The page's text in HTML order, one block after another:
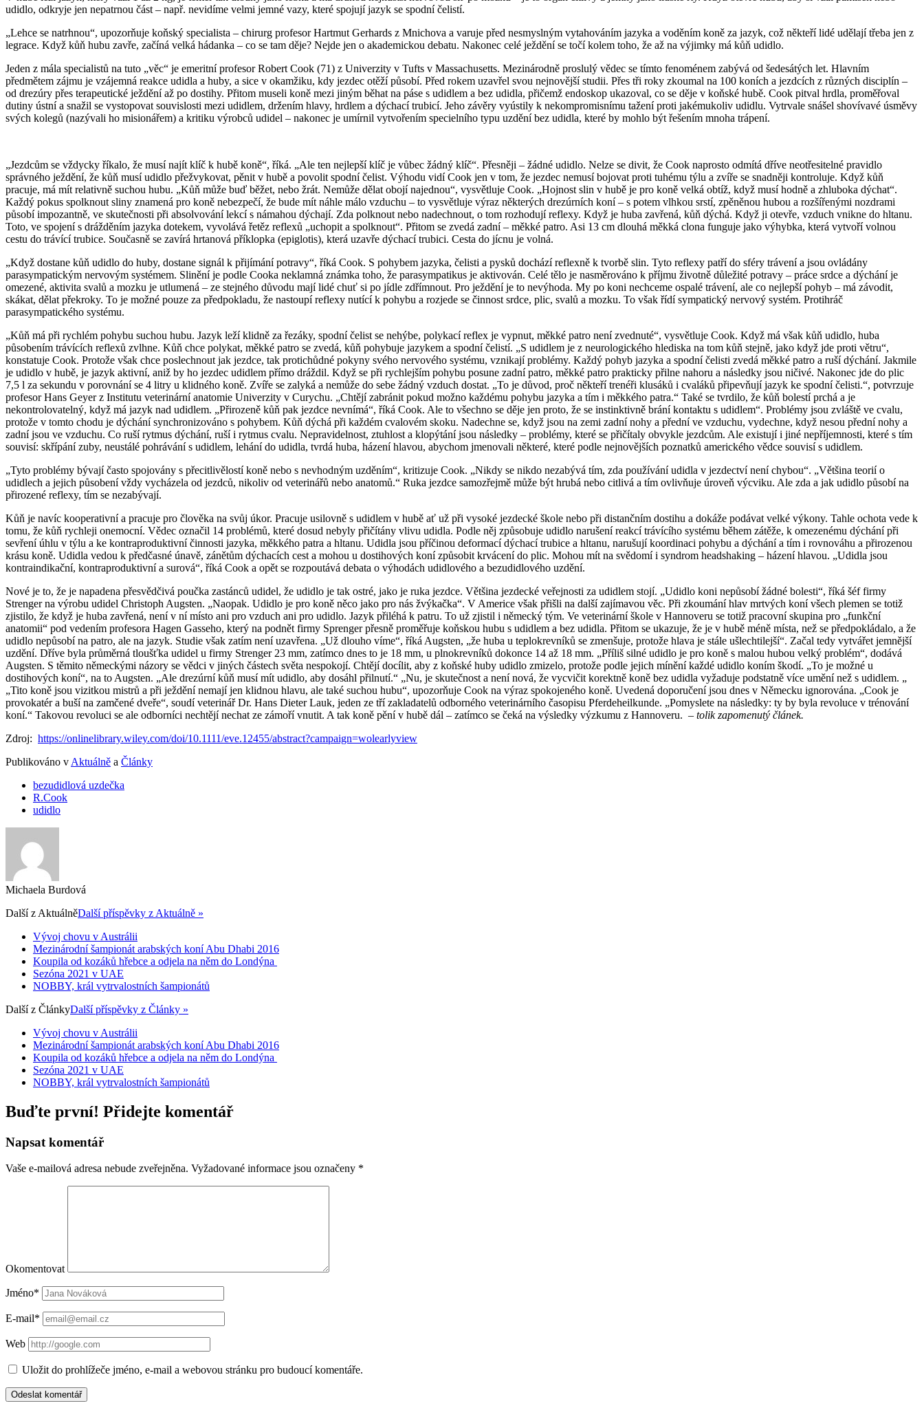
udidlo, odkryje jen nepatrnou část – např. nevidíme velmi jemné vazy, které spojují jazyk se spodní čelistí.
„Lehce se natrhnou“, upozorňuje koňský specialista – chirurg profesor Hartmut Gerhards z Mnichova a varuje před nesmyslným vytahováním jazyka a voděním koně za jazyk, což někteří lidé udělají třeba jen z
legrace. Když kůň hubu zavře, začíná velká hádanka – co se tam děje? Nejde jen o akademickou debatu. Nakonec celé ježdění se točí kolem toho, že až na výjimky má kůň udidlo.
Jeden z mála specialistů na tuto „věc“ je emeritní profesor Robert Cook (71) z Univerzity v Tufts v Massachusetts. Mezinárodně proslulý vědec se tímto fenoménem zabývá od šedesátých let. Hlavním
předmětem zájmu je vzájemná reakce udidla a huby, a sice v okamžiku, kdy jezdec otěží působí. Před rokem uzavřel svou nejnovější studii. Přes tři roky zkoumal na 100 koních a jezdcích z různých disciplín –
od drezúry přes terapeutické ježdění až po dostihy. Přitom museli koně mezi jiným běhat na páse s udidlem a bez udidla, přičemž endoskop ukazoval, co se děje v koňské hubě. Cook pitval hrdla, proměřoval
dutiny ústní a snažil se vystopovat souvislosti mezi udidlem, držením hlavy, hrdlem a dýchací trubicí. Jeho závěry vyústily k nekompromisnímu tažení proti jakémukoliv udidlu. Vytrvale snášel shovívavé úsměvy
svých kolegů (nazývali ho misionářem) a kritiku výrobců udidel – nakonec je umírnil vytvořením specielního typu uzdění bez udidla, které by mohlo být řešením mnoha trápení.
„Jezdcům se vždycky říkalo, že musí najít klíč k hubě koně“, říká. „Ale ten nejlepší klíč je vůbec žádný klíč“. Přesněji – žádné udidlo. Nelze se divit, že Cook naprosto odmítá dříve neotřesitelné pravidlo
správného ježdění, že kůň musí udidlo přežvykovat, pěnit v hubě a povolit spodní čelist. Výhodu vidí Cook jen v tom, že jezdec nemusí bojovat proti tuhému týlu a zvíře se snadněji kontroluje. Když kůň
pracuje, má mít relativně suchou hubu. „Kůň může buď běžet, nebo žrát. Nemůže dělat obojí najednou“, vysvětluje Cook. „Hojnost slin v hubě je pro koně velká obtíž, když musí hodně a zhluboka dýchat“.
Každý pokus spolknout sliny znamená pro koně nebezpečí, že bude mít náhle málo vzduchu – to vysvětluje výraz některých drezúrních koní – s potem vlhkou srstí, zpěněnou hubou a rozšířenými nozdrami
působí impozantně, ve skutečnosti při absolvování lekcí s námahou dýchají. Zda polknout nebo nadechnout, o tom rozhodují reflexy. Když je huba zavřená, kůň dýchá. Když ji otevře, vzduch vnikne do hltanu.
Toto, ve spojení s drážděním jazyka dotekem, vyvolává řetěz reflexů „uchopit a spolknout“. Přitom se zvedá zadní – měkké patro. Asi 13 cm dlouhá měkká clona funguje jako výhybka, která vytvoří volnou
cestu do trávící trubice. Současně se zavírá hrtanová příklopka (epiglotis), která uzavře dýchací trubici. Cesta do jícnu je volná.
„Když dostane kůň udidlo do huby, dostane signál k přijímání potravy“, říká Cook. S pohybem jazyka, čelisti a pysků dochází reflexně k tvorbě slin. Tyto reflexy patří do sféry trávení a jsou ovládány
parasympatickým nervovým systémem. Slinění je podle Cooka neklamná známka toho, že parasympatikus je aktivován. Celé tělo je nasměrováno k příjmu životně důležité potravy – práce srdce a dýchání je
omezené, aktivita svalů a mozku je utlumená – ze stejného důvodu mají lidé chuť si po jídle zdřímnout. Pro ježdění je to nevýhoda. My po koni nechceme ospalé trávení, ale co nejlepší pohyb – má závodit,
skákat, dělat překroky. To je možné pouze za předpokladu, že nastoupí reflexy nutící k pohybu a rozjede se činnost srdce, plic, svalů a mozku. To však řídí sympatický nervový systém. Protihráč
parasympatického systému.
„Kůň má při rychlém pohybu suchou hubu. Jazyk leží klidně za řezáky, spodní čelist se nehýbe, polykací reflex je vypnut, měkké patro není zvednuté“, vysvětluje Cook. Když má však kůň udidlo, huba
působením trávících reflexů zvlhne. Kůň chce polykat, měkké patro se zvedá, kůň pohybuje jazykem a spodní čelistí. „S udidlem je z neurologického hlediska na tom kůň stejně, jako když jde proti větru“,
konstatuje Cook. Protože však chce poslechnout jak jezdce, tak protichůdné pokyny svého nervového systému, vznikají problémy. Každý pohyb jazyka a spodní čelisti zvedá měkké patro a ruší dýchání. Jakmile
je udidlo v hubě, je jazyk aktivní, aniž by ho jezdec udidlem přímo dráždil. Když se při rychlejším pohybu posune zadní patro, měkké patro prakticky přilne nahoru a následky jsou ničivé. Nakonec jde do plic
7,5 l za sekundu v porovnání se 4 litry u klidného koně. Zvíře se zalyká a nemůže do sebe žádný vzduch dostat. „To je důvod, proč někteří trenéři klusáků i cvaláků připevňují jazyk ke spodní čelisti.“, potvrzuje
profesor Hans Geyer z Institutu veterinární anatomie Univerzity v Curychu. „Chtějí zabránit pokud možno každému pohybu jazyka a tím i měkkého patra.“ Také se tvrdilo, že kůň bolestí prchá a je
nekontrolovatelný, když má jazyk nad udidlem. „Přirozeně kůň pak jezdce nevnímá“, říká Cook. Ale to všechno se děje jen proto, že se instinktivně brání kontaktu s udidlem“. Problémy jsou zvláště ve cvalu,
protože v tomto chodu je dýchání synchronizováno s pohybem. Kůň dýchá při každém cvalovém skoku. Nadechne se, když jsou na zemi zadní nohy a přední ve vzduchu, vydechne, když nesou přední nohy a
zadní jsou ve vzduchu. Co ruší rytmus dýchání, ruší i rytmus cvalu. Nepravidelnost, ztuhlost a klopýtání jsou následky – problémy, které se přičítaly obvykle jezdcům. Ale existují i jiné nepříjemnosti, které s tím
souvisí: skřípání zuby, neustálé pohrávání s udidlem, lehání do udidla, tvrdá huba, házení hlavou, abychom jmenovali některé, které podle nejnovějších poznatků amerického vědce souvisí s udidlem.
„Tyto problémy bývají často spojovány s přecitlivělostí koně nebo s nevhodným uzděním“, kritizuje Cook. „Nikdy se nikdo nezabývá tím, zda používání udidla v jezdectví není chybou“. „Většina teorií o
udidlech a jejich působení vždy vycházela od jezdců, nikoliv od veterinářů nebo anatomů.“ Ruka jezdce samozřejmě může být hrubá nebo citlivá a tím ovlivňuje úroveň výcviku. Ale zda a jak udidlo působí na
přirozené reflexy, tím se nezabývají.
Kůň je navíc kooperativní a pracuje pro člověka na svůj úkor. Pracuje usilovně s udidlem v hubě ať už při vysoké jezdecké škole nebo při distančním dostihu a dokáže podávat velké výkony. Tahle ochota vede k
tomu, že kůň rychleji onemocní. Vědec označil 14 problémů, které dosud nebyly přičítány vlivu udidla. Podle něj způsobuje udidlo narušení reakcí trávícího systému během zátěže, k omezenému dýchání při
sevření úhlu v týlu a ke kontraproduktivní činnosti jazyka, měkkého patra a hltanu. Udidla jsou příčinou deformací dýchací trubice a hltanu, narušují koordinaci pohybu a dýchání a tím i rovnováhu a přirozenou
krásu koně. Udidla vedou k předčasné únavě, zánětům dýchacích cest a mohou u dostihových koní způsobit krvácení do plic. Mohou mít na svědomí i syndrom headshaking – házení hlavou. „Udidla jsou
kontraindikační, kontraproduktivní a surová“, říká Cook a opět se rozpoutává debata o výhodách udidlového a bezudidlového uzdění.
Nové je to, že je napadena přesvědčivá poučka zastánců udidel, že udidlo je tak ostré, jako je ruka jezdce. Většina jezdecké veřejnosti za udidlem stojí. „Udidlo koni nepůsobí žádné bolesti“, říká šéf firmy
Strenger na výrobu udidel Christoph Augsten. „Naopak. Udidlo je pro koně něco jako pro nás žvýkačka“. V Americe však přišli na další zajímavou věc. Při zkoumání hlav mrtvých koní všech plemen se totiž
zjistilo, že když je huba zavřená, není v ní místo ani pro vzduch ani pro udidlo. Jazyk přiléhá k patru. To už zjistil i německý tým. Ve veterinární škole v Hannoveru se totiž pracovní skupina pro „funkční
anatomii“ pod vedením profesora Hagen Gasseho, který na podnět firmy Sprenger přesně proměřuje koňskou hubu s udidlem a bez udidla. Přitom se ukazuje, že je v hubě méně místa, než se předpokládalo, a že
udidlo nepůsobí na patro, ale na jazyk. Studie však zatím není uzavřena. „Už dlouho víme“, říká Augsten, „že huba u teplokrevníků se zmenšuje, protože hlava je stále ušlechtilejší“. Začal tedy vytvářet jemnější
uzdění. Dříve byla průměrná tloušťka udidel u firmy Strenger 23 mm, zatímco dnes to je 18 mm, u plnokrevníků dokonce 14 až 18 mm. „Příliš silné udidlo je pro koně s malou hubou velký problém“, dodává
Augsten. S těmito německými názory se vědci v jiných částech světa nespokojí. Chtějí docílit, aby z koňské huby udidlo zmizelo, protože podle jejich mínění každé udidlo koním škodí. „To je možné u
dostihových koní“, na to Augsten. „Ale drezúrní kůň musí mít udidlo, aby dosáhl přilnutí.“ „Nu, je skutečnost a není nová, že vycvičit korektně koně bez udidla vyžaduje podstatně více umění než s udidlem. „
„Tito koně jsou vizitkou mistrů a při ježdění nemají jen klidnou hlavu, ale také suchou hubu“, upozorňuje Cook na výraz spokojeného koně. Uvedená doporučení jsou dnes v Německu ignorována. „Cook je
provokatér a buší na zamčené dveře“, soudí veterinář Dr. Hans Dieter Lauk, jeden ze tří zakladatelů odborného veterinárního časopisu Pferdeheilkunde. „Pomyslete na následky: ty by byla revoluce v trénování
koní.“ Takovou revoluci se ale odborníci nechtějí nechat ze zámoří vnutit. A tak koně pění v hubě dál – zatímco se čeká na výsledky výzkumu z Hannoveru. – tolik zapomenutý článek.
Zdroj: https://onlinelibrary.wiley.com/doi/10.1111/eve.12455/abstract?campaign=wolearlyview
Publikováno v Aktuálně a Články
bezudidlová uzdečka
R.Cook
udidlo
Michaela Burdová
Další z AktuálněDalší příspěvky z Aktuálně »
Vývoj chovu v Austrálii
Mezinárodní šampionát arabských koní Abu Dhabi 2016
Koupila od kozáků hřebce a odjela na něm do Londýna
Sezóna 2021 v UAE
NOBBY, král vytrvalostních šampionátů
Další z ČlánkyDalší příspěvky z Články »
Vývoj chovu v Austrálii
Mezinárodní šampionát arabských koní Abu Dhabi 2016
Koupila od kozáků hřebce a odjela na něm do Londýna
Sezóna 2021 v UAE
NOBBY, král vytrvalostních šampionátů
Buďte první! Přidejte komentář
Napsat komentář
Vaše e-mailová adresa nebude zveřejněna. Vyžadované informace jsou označeny *
Okomentovat
Jméno*
E-mail*
Web
Uložit do prohlížeče jméno, e-mail a webovou stránku pro budoucí komentáře.